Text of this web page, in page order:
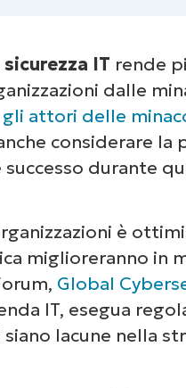
IT rende
dalle
gli attori delle
considerare la
successo durante
è
miglioreranno in
Global
IT, esegua
lacune nella